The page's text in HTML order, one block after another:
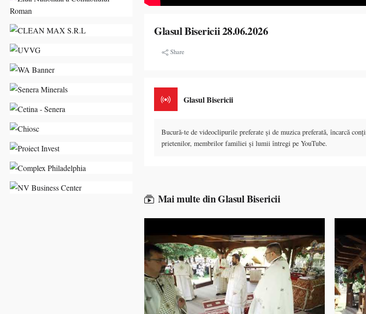
Glasul Bisericii 28.06.2026
Share
Glasul Bisericii
Bucură-te de videoclipurile preferate și de muzica preferată, încarcă
prietenilor, membrilor familiei și lumii întregi pe YouTube.
Mai multe din Glasul Bisericii